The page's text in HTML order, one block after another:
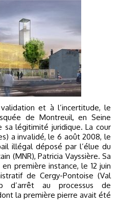
de Montreuil, en Seine
légitimité juridique. La cour
a invalidé, le 6 août 2008, le
illégal déposé par l’élue du
(MNR), Patricia Vayssière. Sa
première instance, le 12 juin
de Cergy-Pontoise (Val
d’arrêt au processus de
la première pierre avait été